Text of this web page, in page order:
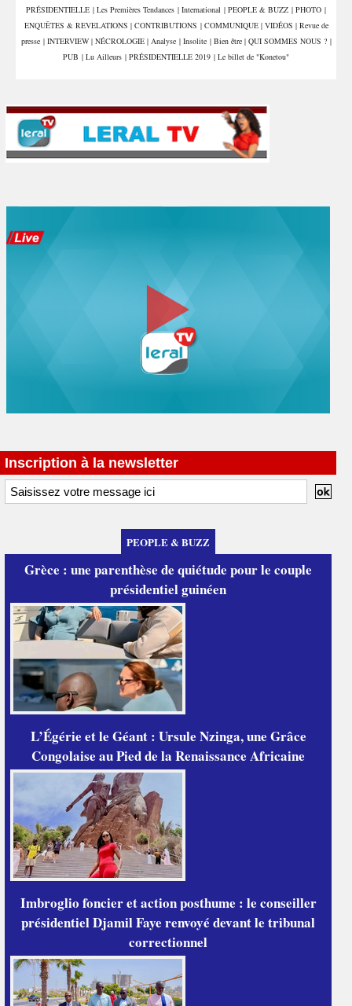
PRÉSIDENTIELLE | Les Premières Tendances | International | PEOPLE & BUZZ | PHOTO |
ENQUÊTES & REVELATIONS | CONTRIBUTIONS | COMMUNIQUE | VIDÉOS | Revue de
presse | INTERVIEW | NÉCROLOGIE | Analyse | Insolite | Bien être | QUI SOMMES NOUS ? |
PUB | Lu Ailleurs | PRÉSIDENTIELLE 2019 | Le billet de "Konetou"
Inscription à la newsletter
PEOPLE & BUZZ
Grèce : une parenthèse de quiétude pour le couple
présidentiel guinéen
L’Égérie et le Géant : Ursule Nzinga, une Grâce
Congolaise au Pied de la Renaissance Africaine
Imbroglio foncier et action posthume : le conseiller
présidentiel Djamil Faye renvoyé devant le tribunal
correctionnel